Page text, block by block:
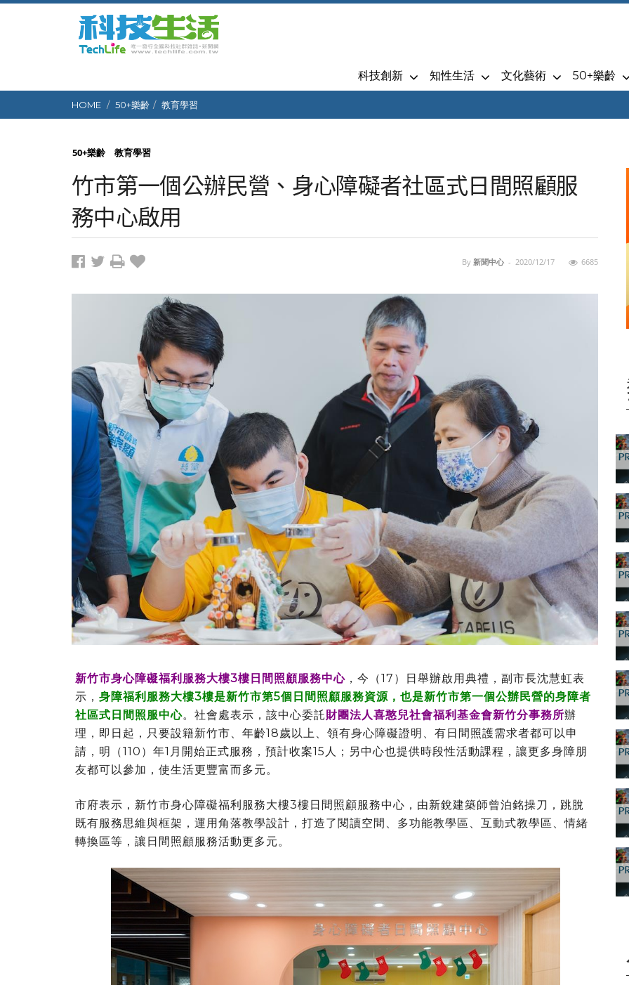
科技創新 知性生活 文化藝術 50+樂齡
HOME 50+樂齡 教育學習
50+樂齡 教育學習
竹市第一個公辦民營、身心障礙者社區式日間照顧服
務中心啟用
By 新聞中心 - 2020/12/17 6685
新竹市身心障礙福利服務大樓3樓日間照顧服務中心 ，今（17）日舉辦啟用典禮，副市長沈慧虹表
示， 身障福利服務大樓3樓是新竹市第5個日間照顧服務資源，也是新竹市第一個公辦民營的身障者
社區式日間照服中心。社會處表示，該中心委託財團法人喜憨兒社會福利基金會新竹分事務所辦
理，即日起，只要設籍新竹市、年齡18歲以上、領有身心障礙證明、有日間照護需求者都可以申
請，明（110）年1月開始正式服務，預計收案15人；另中心也提供時段性活動課程，讓更多身障朋
友都可以參加，使生活更豐富而多元。
市府表示，新竹市身心障礙福利服務大樓3樓日間照顧服務中心，由新銳建築師曾泊銘操刀，跳脫
既有服務思維與框架，運用角落教學設計，打造了閱讀空間、多功能教學區、互動式教學區、情緒
轉換區等，讓日間照顧服務活動更多元。